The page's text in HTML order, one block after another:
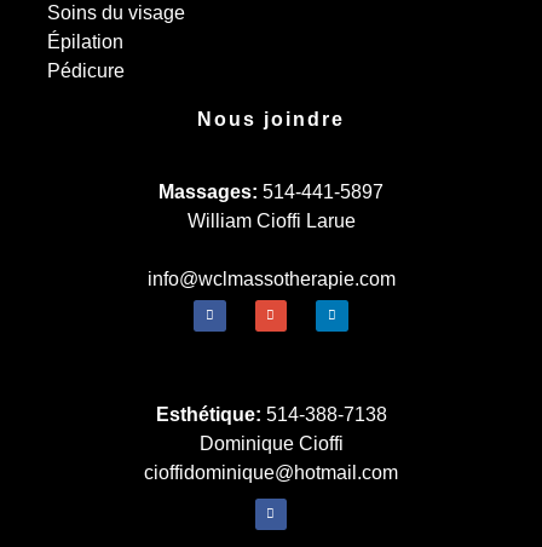
Soins du visage
Épilation
Pédicure
Nous joindre
Massages: 514-441-5897
William Cioffi Larue
info@wclmassotherapie.com
Esthétique: 514-388-7138
Dominique Cioffi
cioffidominique@hotmail.com